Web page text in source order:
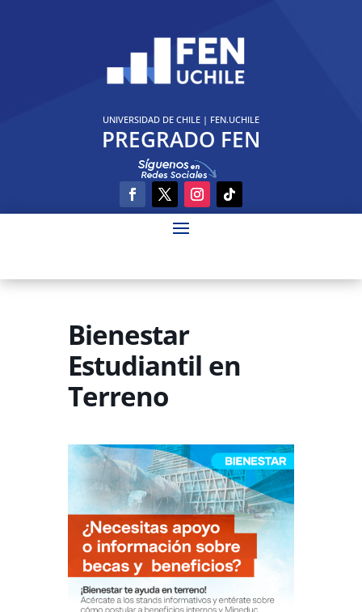
UNIVERSIDAD DE CHILE| FEN.UCHILE
PREGRADO FEN
Bienestar
Estudiantil en
Terreno